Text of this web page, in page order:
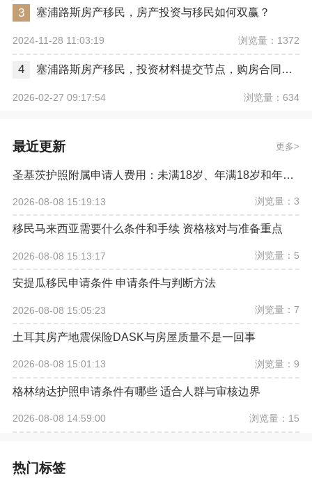
3 塞浦路斯房产移民，房产投资与移民如何双赢？
2024-11-28 11:03:19 浏览量：1372
4 塞浦路斯房产移民，投资材料提交节点，购房合同签署后20天内
2026-02-27 09:17:54 浏览量：634
最近更新 更多
圣基茨护照附属申请人费用：未满18岁、年满18岁和年满16岁是三条线
2026-08-08 15:19:13 浏览量：3
移民马来西亚需要什么条件和手续 资格核对与准备重点
2026-08-08 15:13:17 浏览量：5
安提瓜移民申请条件 申请条件与判断方法
2026-08-08 15:05:23 浏览量：7
土耳其房产地震保险DASK与房屋质量不是一回事
2026-08-08 15:01:13 浏览量：9
格林纳达护照申请条件有哪些 适合人群与审核边界
2026-08-08 14:59:00 浏览量：15
热门标签